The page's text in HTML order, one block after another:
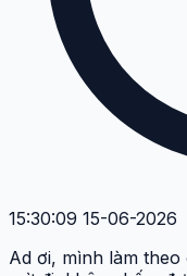
15:30:09 15-06-2026
Ad ơi, mình làm